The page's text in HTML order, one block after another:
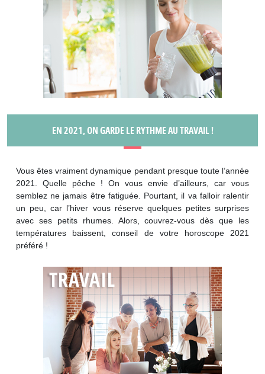
EN 2021, ON GARDE LE RYTHME AU TRAVAIL !
Vous êtes vraiment dynamique pendant presque toute l’année
2021. Quelle pêche ! On vous envie d’ailleurs, car vous
semblez ne jamais être fatiguée. Pourtant, il va falloir ralentir
un peu, car l’hiver vous réserve quelques petites surprises
avec ses petits rhumes. Alors, couvrez-vous dès que les
températures baissent, conseil de votre horoscope 2021
préféré !